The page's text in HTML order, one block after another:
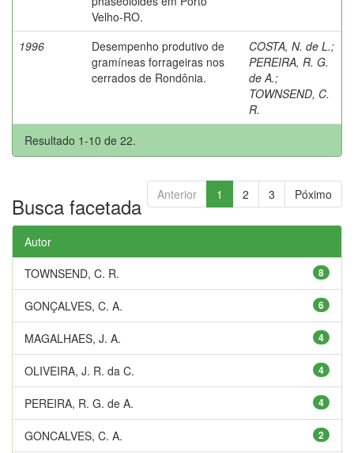
Velho-RO.
1996
Desempenho produtivo de
gramíneas forrageiras nos
cerrados de Rondônia.
COSTA, N. de L.;
PEREIRA, R. G.
de A.;
TOWNSEND, C.
R.
Resultado 1-10 de 22.
Anterior 1 2 3 Póximo
Busca facetada
Autor
8
TOWNSEND, C. R.
6
GONÇALVES, C. A.
4
MAGALHAES, J. A.
4
OLIVEIRA, J. R. da C.
4
PEREIRA, R. G. de A.
2
GONCALVES, C. A.